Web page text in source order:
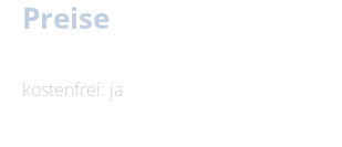
Preise
kostenfrei: ja